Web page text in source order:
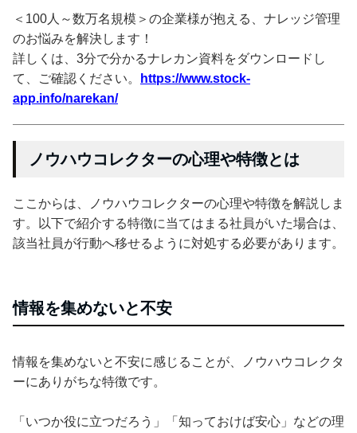
＜100人～数万名規模＞の企業様が抱える、ナレッジ管理
のお悩みを解決します！
詳しくは、3分で分かるナレカン資料をダウンロードし
て、ご確認ください。
https://www.stock-
app.info/narekan/
ノウハウコレクターの心理や特徴とは
ここからは、ノウハウコレクターの心理や特徴を解説しま
す。以下で紹介する特徴に当てはまる社員がいた場合は、
該当社員が行動へ移せるように対処する必要があります。
情報を集めないと不安
情報を集めないと不安に感じることが、ノウハウコレクタ
ーにありがちな特徴です。
「いつか役に立つだろう」「知っておけば安心」などの理